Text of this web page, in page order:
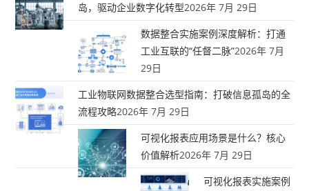
岛，驱动企业数字化转型2026年 7月 29日
数据整合实施案例深度解析：打通
工业互联的“任督二脉”2026年 7月
29日
工业物联网数据整合选型指南：打破信息孤岛的全
流程攻略2026年 7月 29日
可视化报表应用场景是什么？核心
价值解析2026年 7月 29日
可视化报表实施案例